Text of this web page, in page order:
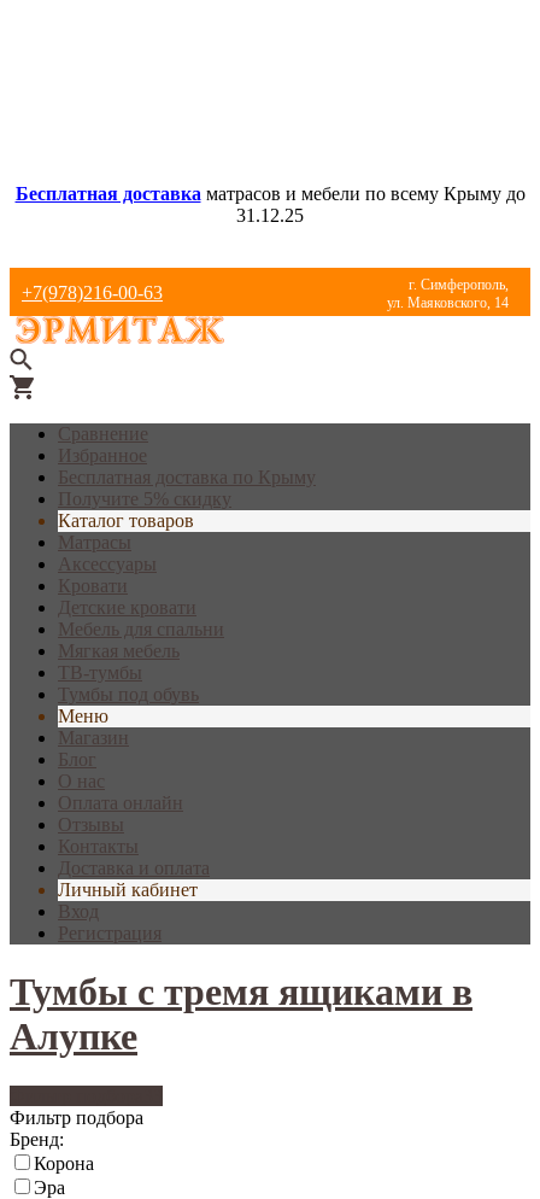
Бесплатная доставка матрасов и мебели по всему Крыму до
31.12.25
+7(978)216-00-63
г. Симферополь,
ул. Маяковского, 14
Сравнение
Избранное
Бесплатная доставка по Крыму
Получите 5% скидку
Каталог товаров
Матрасы
Аксессуары
Кровати
Детские кровати
Мебель для спальни
Мягкая мебель
ТВ-тумбы
Тумбы под обувь
Меню
Магазин
Блог
О нас
Оплата онлайн
Отзывы
Контакты
Доставка и оплата
Личный кабинет
Вход
Регистрация
Тумбы с тремя ящиками в
Алупке
Фильтр подбора
Бренд:
Корона
Эра